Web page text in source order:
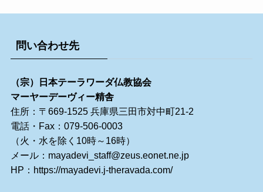
問い合わせ先
（宗）日本テーラワーダ仏教協会
マーヤーデーヴィー精舎
住所：〒669-1525 兵庫県三田市対中町21-2
電話・Fax：079-506-0003
（火・水を除く10時～16時）
メール： mayadevi_staff@zeus.eonet.ne.jp
HP： https://mayadevi.j-theravada.com/